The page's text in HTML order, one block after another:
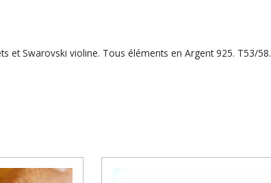
et Swarovski violine. Tous éléments en Argent 925. T53/58.